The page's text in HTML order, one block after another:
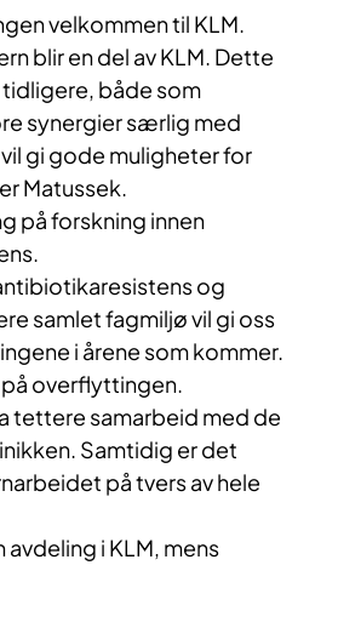
velkommen til KLM.
blir en del av KLM. Dette
både som
synergier særlig med
gi gode muligheter for
Matussek.
på forskning innen
og
samlet fagmiljø vil gi oss
i årene som kommer.
overflyttingen.
tettere samarbeid med de
Samtidig er det
på tvers av hele
i KLM, mens